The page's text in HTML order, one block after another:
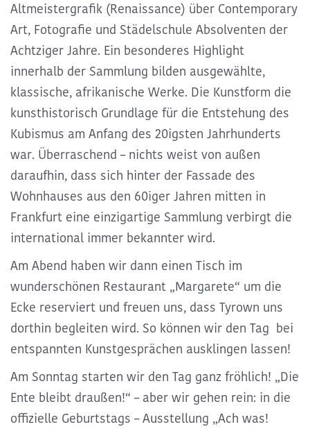
Altmeistergrafik (Renaissance) über Contemporary
Art, Fotografie und Städelschule Absolventen der
Achtziger Jahre. Ein besonderes Highlight
innerhalb der Sammlung bilden ausgewählte,
klassische, afrikanische Werke. Die Kunstform die
kunsthistorisch Grundlage für die Entstehung des
Kubismus am Anfang des 20igsten Jahrhunderts
war. Überraschend – nichts weist von außen
daraufhin, dass sich hinter der Fassade des
Wohnhauses aus den 60iger Jahren mitten in
Frankfurt eine einzigartige Sammlung verbirgt die
international immer bekannter wird.
Am Abend haben wir dann einen Tisch im
wunderschönen Restaurant „Margarete“ um die
Ecke reserviert und freuen uns, dass Tyrown uns
dorthin begleiten wird. So können wir den Tag bei
entspannten Kunstgesprächen ausklingen lassen!
Am Sonntag starten wir den Tag ganz fröhlich! „Die
Ente bleibt draußen!“ – aber wir gehen rein: in die
offizielle Geburtstags – Ausstellung „Ach was!